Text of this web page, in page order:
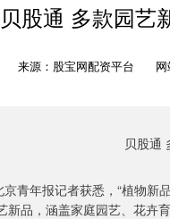
贝股通 多款园艺
来源：股宝网配资平台
青年报记者获悉，“植物新
新品，涵盖家庭园艺、花卉